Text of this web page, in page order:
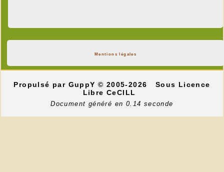
Mentions légales
Propulsé par GuppY© 2005-2026
Sous Licence
Libre CeCILL
Document généré en 0.14 seconde